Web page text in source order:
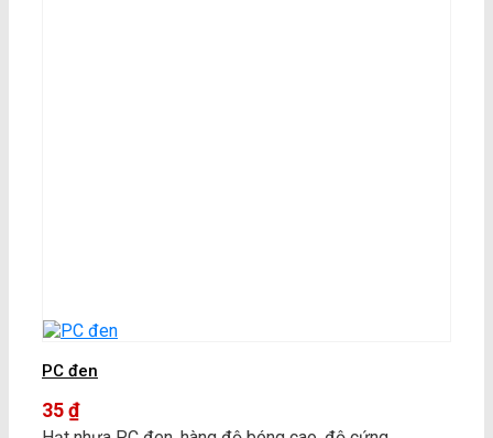
PC đen
35₫